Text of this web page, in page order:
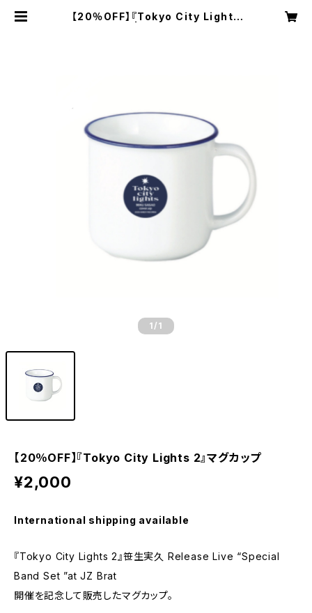
【20％OFF】『Tokyo City Lights
1 /1
【20％OFF】『Tokyo City Lights 2』マグカップ
¥2,000
International shipping available
『Tokyo City Lights 2』笹生実久 Release Live “Special
Band Set ”at JZ Brat
開催を記念して販売したマグカップ。